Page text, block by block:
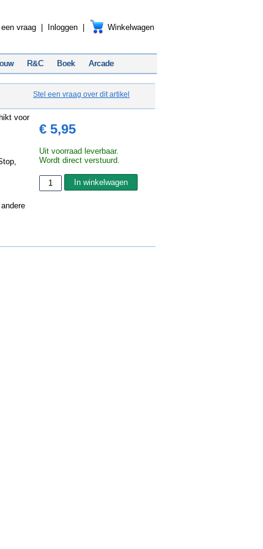
vraag Inloggen Winkelwagen
R&C Boek Arcade
Stel een vraag over dit artikel
voor
€ 5,95
Uit voorraad leverbaar.
Wordt direct verstuurd.